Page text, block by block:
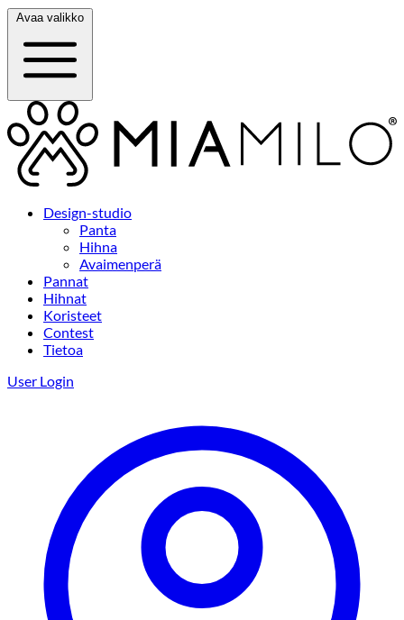
Avaa valikko
Design-studio
Panta
Hihna
Avaimenperä
Pannat
Hihnat
Koristeet
Contest
Tietoa
User Login